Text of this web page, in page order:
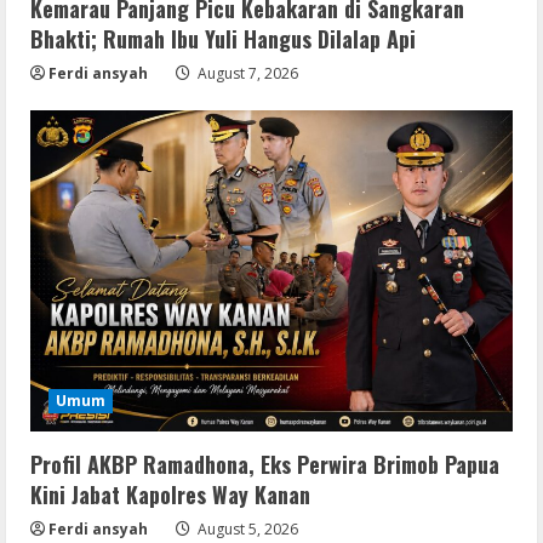
Kemarau Panjang Picu Kebakaran di Sangkaran
Bhakti; Rumah Ibu Yuli Hangus Dilalap Api
Ferdi ansyah August 7, 2026
Umum
Profil AKBP Ramadhona, Eks Perwira Brimob Papua
Kini Jabat Kapolres Way Kanan
Ferdi ansyah August 5, 2026
2
Serialers
jv16 PowerTools Free[Activated]
[Latest] [x86-x64] Reddit
VL